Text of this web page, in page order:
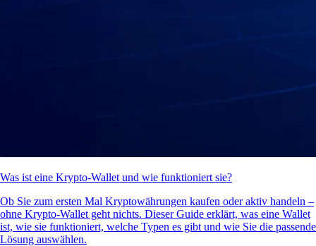
Was ist eine Krypto-Wallet und wie funktioniert sie?
Ob Sie zum ersten Mal Kryptowährungen kaufen oder aktiv handeln –
ohne Krypto-Wallet geht nichts. Dieser Guide erklärt, was eine Wallet
ist, wie sie funktioniert, welche Typen es gibt und wie Sie die passende
Lösung auswählen.